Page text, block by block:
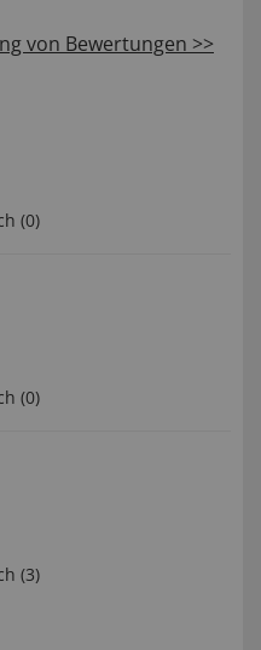
von Bewertungen >>
(0)
(0)
(3)